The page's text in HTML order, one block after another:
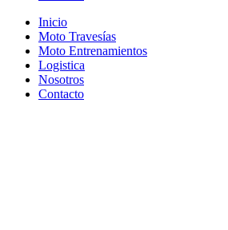
Inicio
Moto Travesías
Moto Entrenamientos
Logistica
Nosotros
Contacto